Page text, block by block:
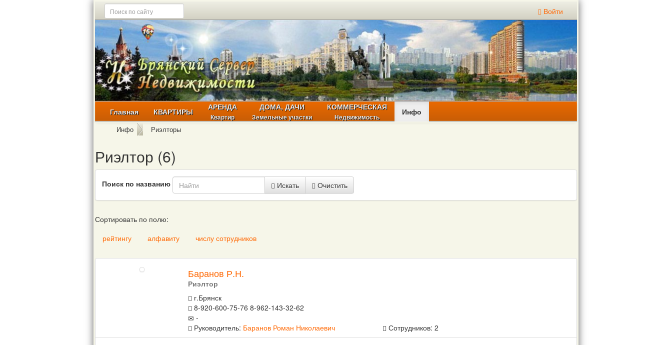
Войти
Главная КВАРТИРЫ АРЕНДА
Квартир
ДОМА, ДАЧИ
Земельные участки
КОММЕРЧЕСКАЯ
Недвижимость
Инфо
Инфо Риэлторы
Риэлтор (6)
Поиск по названию Искать Очистить
Сортировать по полю:
рейтингу
алфавиту числу сотрудников
Баранов Р.Н.
Риэлтор
г.Брянск
8-920-600-75-76 8-962-143-32-62
-
Руководитель: Баранов Роман Николаевич Сотрудников: 2